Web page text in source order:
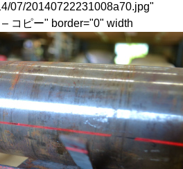
07/20140722231008a70.jpg"
コピー" border="0" width